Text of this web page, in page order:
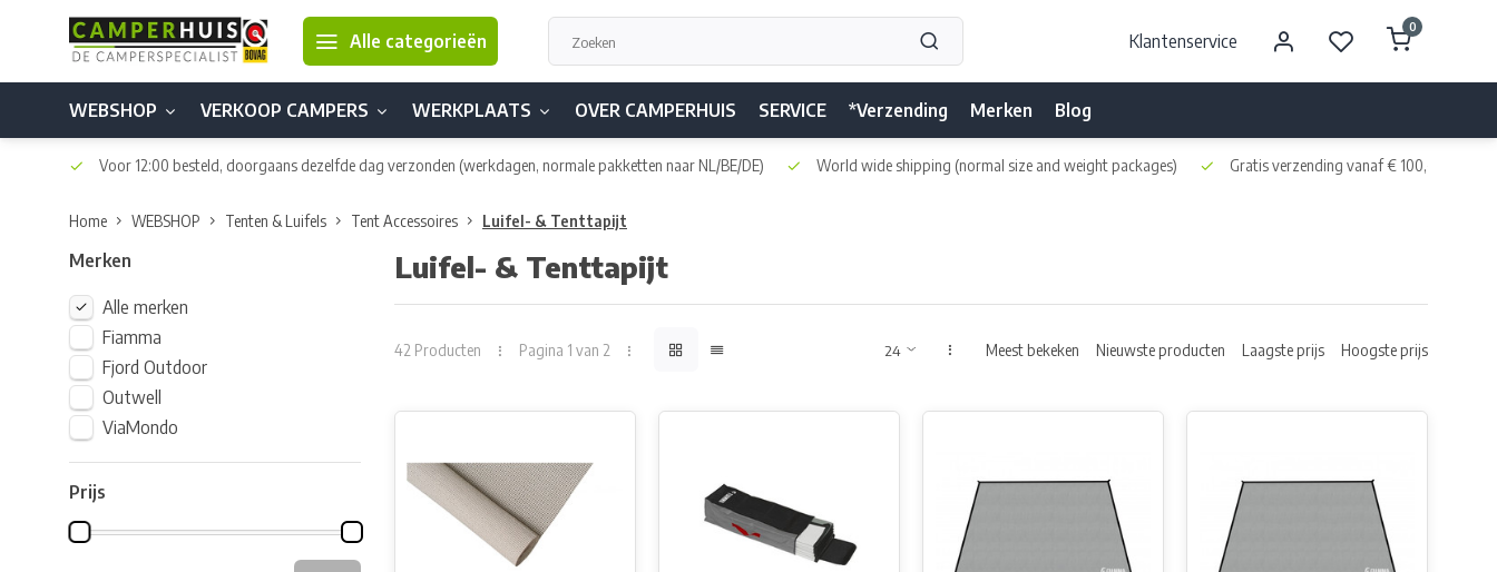
Alle categorieën Klantenservice
0
WEBSHOP VERKOOP CAMPERS WERKPLAATS OVER CAMPERHUIS SERVICE *Verzending Merken Blog
Voor 12:00 besteld, doorgaans dezelfde dag verzonden (werkdagen, normale pakketten naar NL/BE/DE) World wide shipping (normal size and weight packages) Gratis verzending vanaf € 100,- naar NL
Home WEBSHOP Tenten & Luifels Tent Accessoires Luifel- & Tenttapijt
Merken
Alle merken
Fiamma
Fjord Outdoor
Outwell
ViaMondo
Prijs
Luifel- & Tenttapijt
42 Producten Pagina 1 van 2 Meest bekeken Nieuwste producten Laagste prijs Hoogste prijs